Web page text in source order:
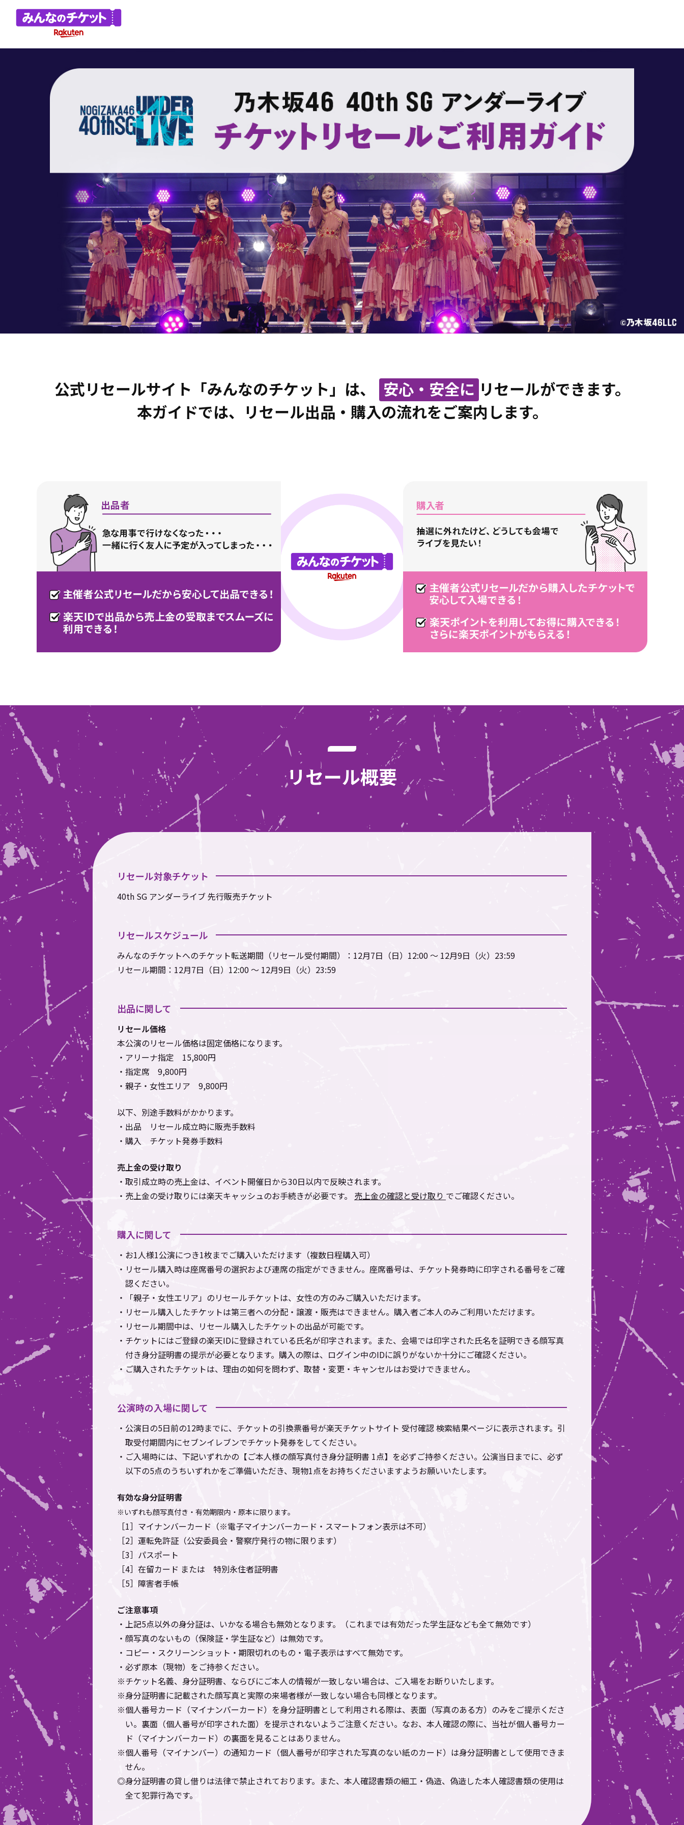
公式リセールサイト「みんなのチケット」は、 安心・安全に リセールができます。
本ガイドでは、リセール出品・購入の流れをご案内します。
リセール概要
リセール対象チケット
40th SG アンダーライブ 先行販売チケット
リセールスケジュール
みんなのチケットへのチケット転送期間（リセール受付期間）：12月7日（日）12:00 ～ 12月9日（火）23:59
リセール期間：12月7日（日）12:00 ～ 12月9日（火）23:59
出品に関して
リセール価格
本公演のリセール価格は固定価格になります。
・アリーナ指定 15,800円
・指定席 9,800円
・親子・女性エリア 9,800円
以下、別途手数料がかかります。
・出品 リセール成立時に販売手数料
・購入 チケット発券手数料
売上金の受け取り
・取引成立時の売上金は、イベント開催日から30日以内で反映されます。
・売上金の受け取りには楽天キャッシュのお手続きが必要です。 売上金の確認と受け取り でご確認ください。
購入に関して
・お1人様1公演につき1枚までご購入いただけます（複数日程購入可）
・リセール購入時は座席番号の選択および連席の指定ができません。座席番号は、チケット発券時に印字される番号をご確
認ください。
・「親子・女性エリア」のリセールチケットは、女性の方のみご購入いただけます。
・リセール購入したチケットは第三者への分配・譲渡・販売はできません。購入者ご本人のみご利用いただけます。
・リセール期間中は、リセール購入したチケットの出品が可能です。
・チケットにはご登録の楽天IDに登録されている氏名が印字されます。また、会場では印字された氏名を証明できる顔写真
付き身分証明書の提示が必要となります。購入の際は、ログイン中のIDに誤りがないか十分にご確認ください。
・ご購入されたチケットは、理由の如何を問わず、取替・変更・キャンセルはお受けできません。
公演時の入場に関して
・公演日の5日前の12時までに、チケットの引換票番号が楽天チケットサイト 受付確認 検索結果ページに表示されます。引
取受付期間内にセブンイレブンでチケット発券をしてください。
・ご入場時には、下記いずれかの【ご本人様の顔写真付き身分証明書 1点】を必ずご持参ください。公演当日までに、必ず
以下の5点のうちいずれかをご準備いただき、現物1点をお持ちくださいますようお願いいたします。
有効な身分証明書
※いずれも顔写真付き・有効期限内・原本に限ります。
［1］マイナンバーカード（※電子マイナンバーカード・スマートフォン表示は不可）
［2］運転免許証（公安委員会・警察庁発行の物に限ります）
［3］パスポート
［4］在留カード または 特別永住者証明書
［5］障害者手帳
ご注意事項
・上記5点以外の身分証は、いかなる場合も無効となります。（これまでは有効だった学生証なども全て無効です）
・顔写真のないもの（保険証・学生証など）は無効です。
・コピー・スクリーンショット・期限切れのもの・電子表示はすべて無効です。
・必ず原本（現物）をご持参ください。
※チケット名義、身分証明書、ならびにご本人の情報が一致しない場合は、ご入場をお断りいたします。
※身分証明書に記載された顔写真と実際の来場者様が一致しない場合も同様となります。
※個人番号カード（マイナンバーカード）を身分証明書として利用される際は、表面（写真のある方）のみをご提示くださ
い。裏面（個人番号が印字された面）を提示されないようご注意ください。なお、本人確認の際に、当社が個人番号カー
ド（マイナンバーカード）の裏面を見ることはありません。
※個人番号（マイナンバー）の通知カード（個人番号が印字された写真のない紙のカード）は身分証明書として使用できま
せん。
◎身分証明書の貸し借りは法律で禁止されております。また、本人確認書類の細工・偽造、偽造した本人確認書類の使用は
全て犯罪行為です。